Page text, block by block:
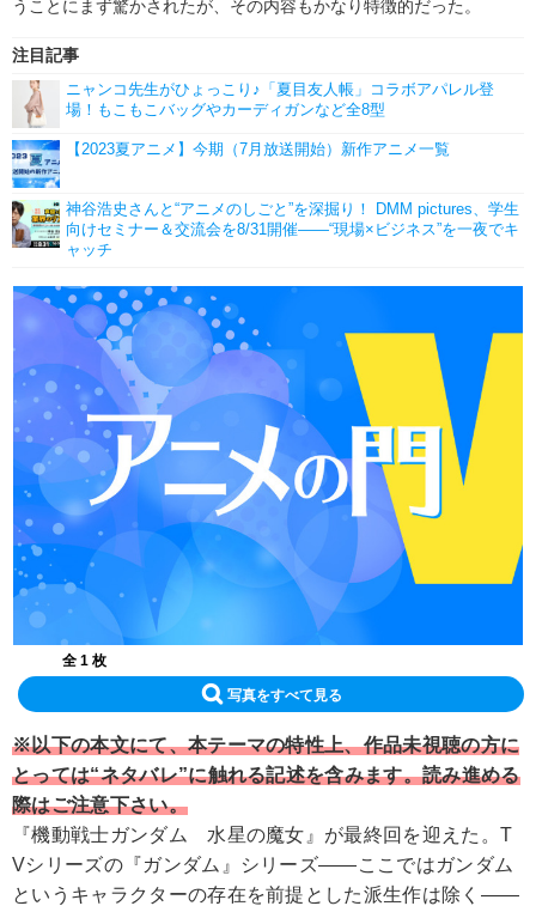
うことにまず驚かされたが、その内容もかなり特徴的だった。
注目記事
ニャンコ先生がひょっこり♪「夏目友人帳」コラボアパレル登
場！もこもこバッグやカーディガンなど全8型
【2023夏アニメ】今期（7月放送開始）新作アニメ一覧
神谷浩史さんと“アニメのしごと”を深掘り！ DMM pictures、学生
向けセミナー＆交流会を8/31開催――“現場×ビジネス”を一夜でキ
ャッチ
全 1 枚
写真をすべて見る
※以下の本文にて、本テーマの特性上、作品未視聴の方に
とっては“ネタバレ”に触れる記述を含みます。読み進める
際はご注意下さい。
『機動戦士ガンダム 水星の魔女』が最終回を迎えた。T
Vシリーズの『ガンダム』シリーズ――ここではガンダム
というキャラクターの存在を前提とした派生作は除く――